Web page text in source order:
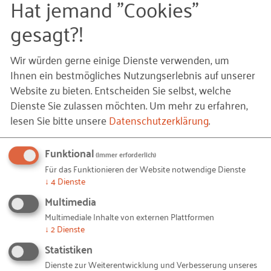
industrie e.V.
Karlheinz Brömer – Vorsitzender des
Vorstandes des Beirates der
Rationalisierungs-Gemeinschaft
„Bauwesen“ im Rationalisierungs- und
Innovationszentrum der Deutschen
Wirtschaft e.V.
Kurzvorstellung von prämierten
Wettbewerbsarbeiten (Auswahl Wettbewerbe
(2002) 2004–2012)
Gewerblich-technischer Bereich (Auswahl
8 Arbeiten)
Bereich Baubetriebswirtschaft (Auswahl 9
Arbeiten)
Bereich Bauingenieurwesen (Auswahl 9
Arbeiten)
Technologie
Die Bauwirtschaft gehört zu den wichtigsten
Wirtschaftszweigen in Deutschland. Ihr
Ausbildungs-, Studien- und Berufsangebot ist
vielseitig und interessant. Auch im Baubereich zählt
die IT-Kompetenz als Schlüsselfaktor für eine
erfolgreiche Karriere. IT-Anwendungen sind in der
gesamten Wertschöpfungskette Bau ein
elementarer Faktor für Innovationskraft und
Wettbewerbsfähigkeit. Mit ihnen eröffnen sich ganz
neue Möglichkeiten von der Planung bis zur
Bauausführung.
Die Bauwirtschaft konkurriert zunehmend mit
anderen Wirtschaftsbereichen um den spürbar
Hat jemand "Cookies"
gesagt?!
Wir würden gerne einige Dienste verwenden, um
Ihnen ein bestmögliches Nutzungserlebnis auf unserer
Website zu bieten. Entscheiden Sie selbst, welche
Dienste Sie zulassen möchten.Um mehr zu erfahren,
lesen Sie bitte unsereDatenschutzerklärung.
Funktional(immer erforderlich)
Für das Funktionieren der Website notwendige Dienste
↓ 4Dienste
Multimedia
Multimediale Inhalte von externen Plattformen
↓ 2Dienste
Statistiken
Dienste zur Weiterentwicklung und Verbesserung unseres